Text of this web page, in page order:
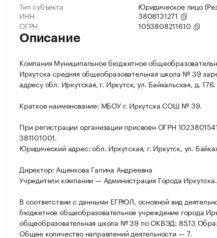
Тип субъекта
Юридическое лицо
ИНН
3808131271
ОГРН
1053808211610
Описание
Компания Муниципальное бюджетное
Иркутска средняя общеобразовательная школа № 39
адресу обл. Иркутская, г. Иркутск, ул. Байкальская, д. 176.
Краткое наименование: МБОУ г. Иркутска СОШ № 39.
При регистрации организации присвоен ОГРН
381101001.
Юридический адрес: обл. Иркутская, г. Иркутск, ул.
Директор: Ащенкова Галина Андреевна
Учредители компании — Администрация Города Иркутска.
В соответствии с данными ЕГРЮЛ, основной вид
бюджетное общеобразовательное учреждение города
общеобразовательная школа № 39 по ОКВЭД: 85.13
Общее количество направлений деятельности — 7.